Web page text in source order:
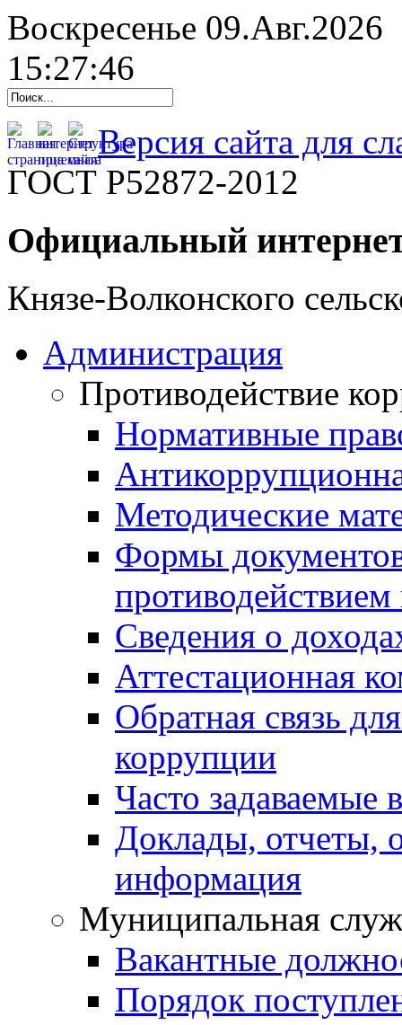
Воскресенье 09.Авг.2026
15:27:47
Версия сайта для
ГОСТ Р52872-2012
Официальный
Князе-Волконского
Администрация
Противодействие
Нормативные
Методические
Формы
Сведения о
Аттестационная
Обратная связь
коррупции
Часто задаваемые
Доклады, отчеты,
информация
Муниципальная
Вакантные
Порядок